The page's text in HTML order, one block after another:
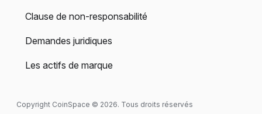
Clause de non-responsabilité
Demandes juridiques
Les actifs de marque
Copyright CoinSpace © 2026. Tous droits réservés